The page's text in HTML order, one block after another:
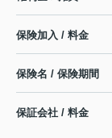
保険加入 / 料金
保険名 / 保険期間
保証会社 / 料金